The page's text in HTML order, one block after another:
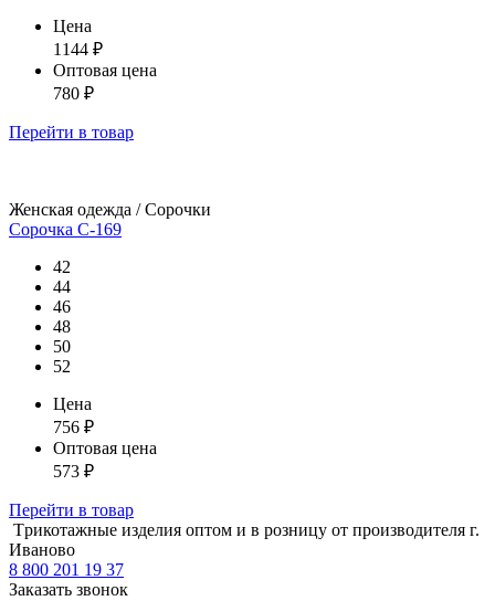
Цена
1144 ₽
Оптовая цена
780 ₽
Перейти в товар
Женская одежда / Сорочки
Сорочка С-169
42
44
46
48
50
52
Цена
756 ₽
Оптовая цена
573 ₽
Перейти в товар
Tрикотажные изделия оптом и в розницу от производителя г.
Иваново
8 800 201 19 37
Заказать звонок